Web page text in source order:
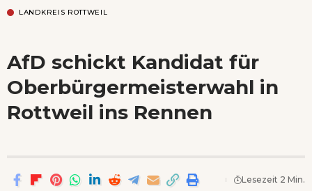
LANDKREIS ROTTWEIL
AfD schickt Kandidat für
Oberbürgermeisterwahl in
Rottweil ins Rennen
Lesezeit 2 Min.